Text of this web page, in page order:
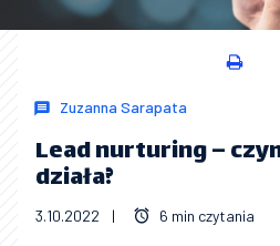
Zuzanna Sarapata
Lead nurturing –
działa?
3.10.2022 | 6 min czytania